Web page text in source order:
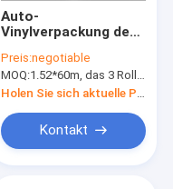
Auto-
Vinylverpackung des
Wellen-Auto-
Verpackungs-
Vinylfilm-160g Iron
Man volle
Preis:negotiable
MOQ:1.52*60m, das 3 Rollen 1.52*20m bedeutet
Kontakt